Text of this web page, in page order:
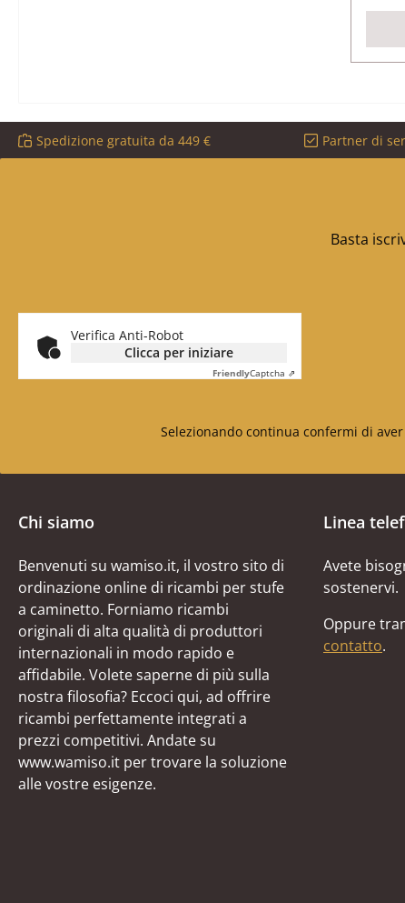
Spedizione gratuita da 449 € Partner di
Basta
Verifica Anti-Robot
Clicca per iniziare
FriendlyCaptcha ⇗
Selezionando continua confermi di
Chi siamo
Benvenuti su wamiso.it, il vostro sito di
ordinazione online di ricambi per stufe
a caminetto. Forniamo ricambi
originali di alta qualità di produttori
internazionali in modo rapido e
affidabile. Volete saperne di più sulla
nostra filosofia? Eccoci qui, ad offrire
ricambi perfettamente integrati a
prezzi competitivi. Andate su
www.wamiso.it per trovare la soluzione
alle vostre esigenze.
Linea
Avete
sostenervi.
Oppure
contatto.